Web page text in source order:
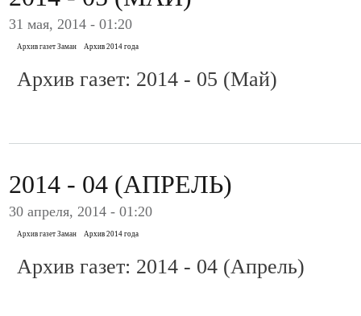
31 мая, 2014 - 01:20
Архив газет Заман Архив 2014 года
Архив газет: 2014 - 05 (Май)
2014 - 04 (АПРЕЛЬ)
30 апреля, 2014 - 01:20
Архив газет Заман Архив 2014 года
Архив газет: 2014 - 04 (Апрель)